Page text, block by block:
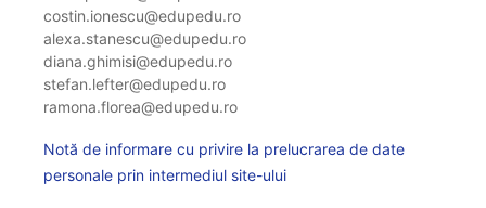
costin.ionescu@edupedu.ro
alexa.stanescu@edupedu.ro
diana.ghimisi@edupedu.ro
stefan.lefter@edupedu.ro
ramona.florea@edupedu.ro
Notă de informare cu privire la prelucrarea de date
personale prin intermediul site-ului